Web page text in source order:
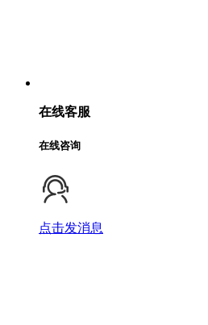
在线客服
在线咨询
点击发消息